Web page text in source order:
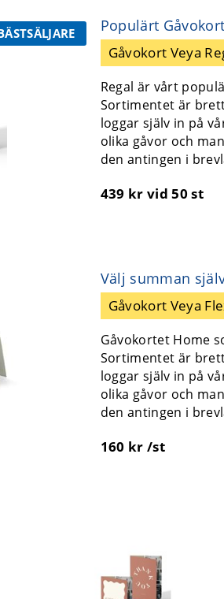
Populärt
Gåvokort Veya
Regal är vårt
Sortimentet är
loggar själv in på
olika gåvor och
den antingen i
439 krvid 50 st
Välj summan
Gåvokort Veya
Gåvokortet Home
Sortimentet är
loggar själv in på
olika gåvor och
den antingen i
160 kr /st